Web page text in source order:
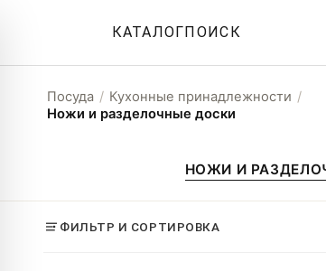
КАТАЛОГПОИСК
Посуда / Кухонные принадлежности /
Ножи и разделочные доски
НОЖИ И
ФИЛЬТР И СОРТИРОВКА